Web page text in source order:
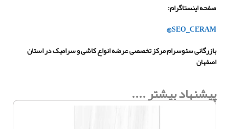
صفحه اینستاگرام:
@SEO_CERAM
بازرگانی سئوسرام مرکز تخصصی عرضه انواع کاشی و سرامیک در استان
اصفهان
پیشنهاد بیشتر ....